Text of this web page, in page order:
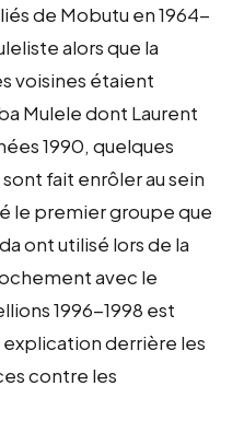
de Mobutu en 1964-
alors que la
voisines étaient
Mulele dont Laurent
1990, quelques
fait enrôler au sein
le premier groupe que
ont utilisé lors de la
avec le
1996-1998 est
derrière les
contre les